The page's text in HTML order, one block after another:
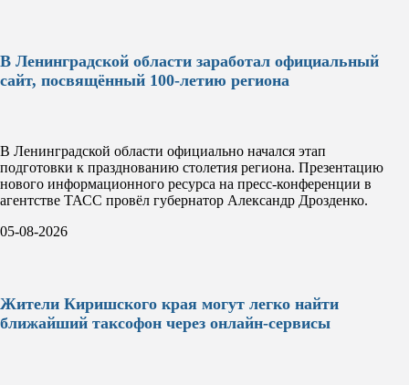
В Ленинградской области заработал официальный
сайт, посвящённый 100-летию региона
В Ленинградской области официально начался этап
подготовки к празднованию столетия региона. Презентацию
нового информационного ресурса на пресс-конференции в
агентстве ТАСС провёл губернатор Александр Дрозденко.
05-08-2026
Жители Киришского края могут легко найти
ближайший таксофон через онлайн-сервисы